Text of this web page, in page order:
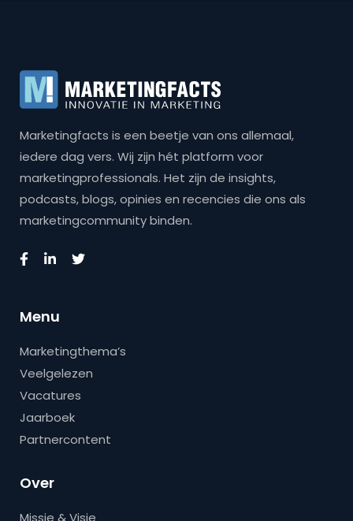
Marketingfacts is een beetje van ons allemaal,
iedere dag vers. Wij zijn hét platform voor
marketingprofessionals. Het zijn de insights,
podcasts, blogs, opinies en recencies die ons als
marketingcommunity binden.
Menu
Marketingthema’s
Veelgelezen
Vacatures
Jaarboek
Partnercontent
Over
Missie & Visie